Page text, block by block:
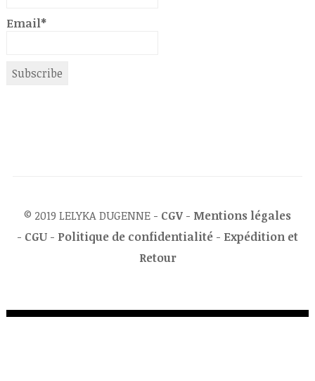
Email*
© 2019 LELYKA DUGENNE - CGV - Mentions légales
- CGU - Politique de confidentialité - Expédition et
Retour